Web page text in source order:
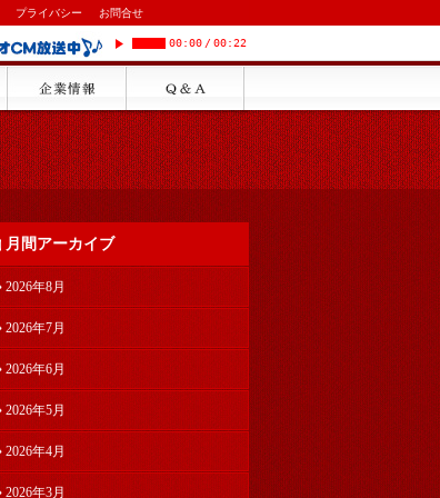
プライバシー お問合せ
00:00 / 00:22
月間アーカイブ
2026年8月
2026年7月
2026年6月
2026年5月
2026年4月
2026年3月